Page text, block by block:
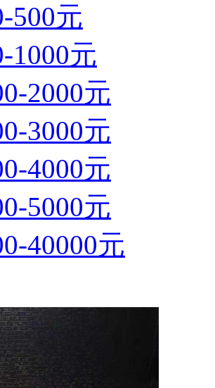
500元
1000元
2000元
3000元
4000元
5000元
40000元